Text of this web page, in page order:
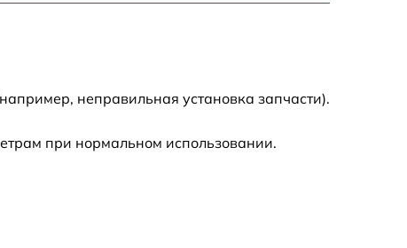
неправильная установка запчасти).
при нормальном использовании.